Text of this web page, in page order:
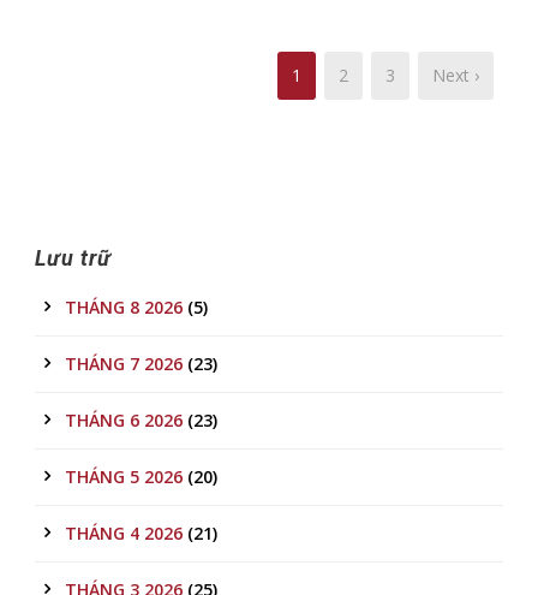
1 2 3 Next ›
Lưu trữ
THÁNG 8 2026 (5)
THÁNG 7 2026 (23)
THÁNG 6 2026 (23)
THÁNG 5 2026 (20)
THÁNG 4 2026 (21)
THÁNG 3 2026 (25)